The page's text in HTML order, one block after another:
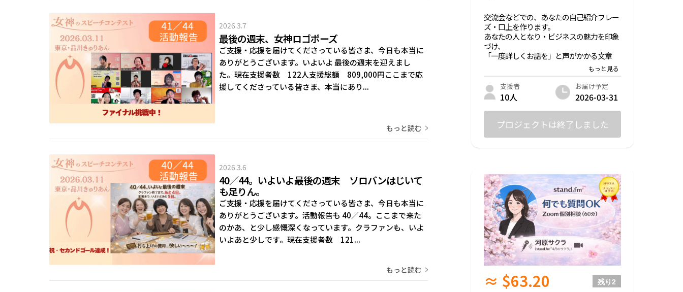
2026.3.7
最後の週末、女神ロゴポーズ
ご支援・応援を届けてくださっている皆さま、今日も本当に
ありがとうございます。いよいよ 最後の週末を迎えまし
た。現在支援者数 122人支援総額 809,000円ここまで応
援してくださっている皆さま、本当にあり...
もっと読む
2026.3.6
40／44。いよいよ最後の週末 ソロバンはじいて
も足りん。
ご支援・応援を届けてくださっている皆さま、今日も本当に
ありがとうございます。活動報告も 40／44。ここまで来た
のかあ、と少し感慨深くなっています。クラファンも、いよ
いよあと少しです。現在支援者数 121...
もっと読む
交流会などでの、あなたの自己紹介フレー
ズ・口上を作ります。
あなたの人となり・ビジネスの魅力を印象
づけ、
「一度詳しくお話を」と声がかかる文章
詳細 ：自己紹介フレーズ（30秒〜90秒
／ご希望の長さで作成します）
提供方法：①1時間ほどzoomでお話を伺い
支援者
10人
お届け予定
2026-03-31
プロジェクトは終了しました
≈ $63.20 残り2